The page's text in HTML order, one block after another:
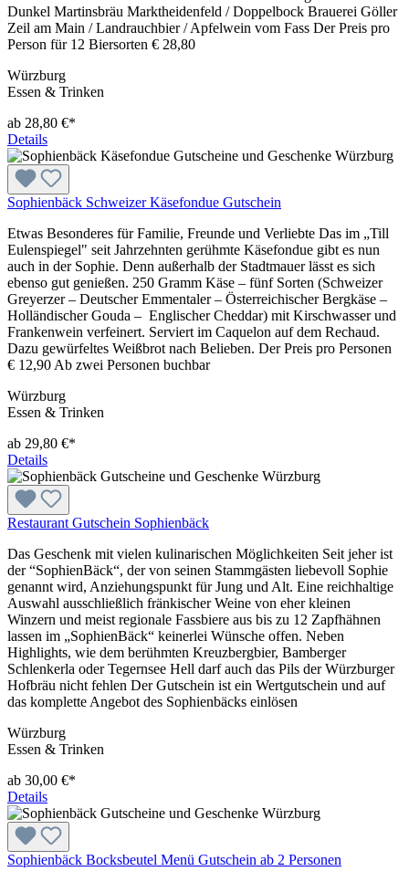
Dunkel Martinsbräu Marktheidenfeld / Doppelbock Brauerei Göller
Zeil am Main / Landrauchbier / Apfelwein vom Fass Der Preis pro
Person für 12 Biersorten € 28,80
Würzburg
Essen & Trinken
ab 28,80 €*
Details
Sophienbäck Schweizer Käsefondue Gutschein
Etwas Besonderes für Familie, Freunde und Verliebte Das im „Till
Eulenspiegel" seit Jahrzehnten gerühmte Käsefondue gibt es nun
auch in der Sophie. Denn außerhalb der Stadtmauer lässt es sich
ebenso gut genießen. 250 Gramm Käse – fünf Sorten (Schweizer
Greyerzer – Deutscher Emmentaler – Österreichischer Bergkäse –
Holländischer Gouda – Englischer Cheddar) mit Kirschwasser und
Frankenwein verfeinert. Serviert im Caquelon auf dem Rechaud.
Dazu gewürfeltes Weißbrot nach Belieben. Der Preis pro Personen
€ 12,90 Ab zwei Personen buchbar
Würzburg
Essen & Trinken
ab 29,80 €*
Details
Restaurant Gutschein Sophienbäck
Das Geschenk mit vielen kulinarischen Möglichkeiten Seit jeher ist
der “SophienBäck“, der von seinen Stammgästen liebevoll Sophie
genannt wird, Anziehungspunkt für Jung und Alt. Eine reichhaltige
Auswahl ausschließlich fränkischer Weine von eher kleinen
Winzern und meist regionale Fassbiere aus bis zu 12 Zapfhähnen
lassen im „SophienBäck“ keinerlei Wünsche offen. Neben
Highlights, wie dem berühmten Kreuzbergbier, Bamberger
Schlenkerla oder Tegernsee Hell darf auch das Pils der Würzburger
Hofbräu nicht fehlen Der Gutschein ist ein Wertgutschein und auf
das komplette Angebot des Sophienbäcks einlösen
Würzburg
Essen & Trinken
ab 30,00 €*
Details
Sophienbäck Bocksbeutel Menü Gutschein ab 2 Personen